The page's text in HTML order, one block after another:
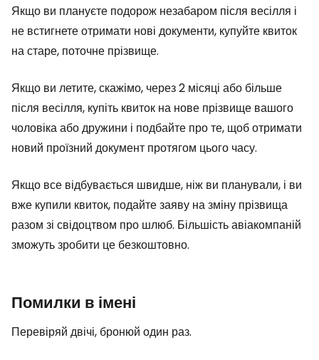
Якщо ви плануєте подорож незабаром після весілля і
не встигнете отримати нові документи, купуйте квиток
на старе, поточне прізвище.
Якщо ви летите, скажімо, через 2 місяці або більше
після весілля, купіть квиток на нове прізвище вашого
чоловіка або дружини і подбайте про те, щоб отримати
новий проїзний документ протягом цього часу.
Якщо все відбувається швидше, ніж ви планували, і ви
вже купили квиток, подайте заяву на зміну прізвища
разом зі свідоцтвом про шлюб. Більшість авіакомпаній
зможуть зробити це безкоштовно.
Помилки в імені
Перевіряй двічі, бронюй один раз.